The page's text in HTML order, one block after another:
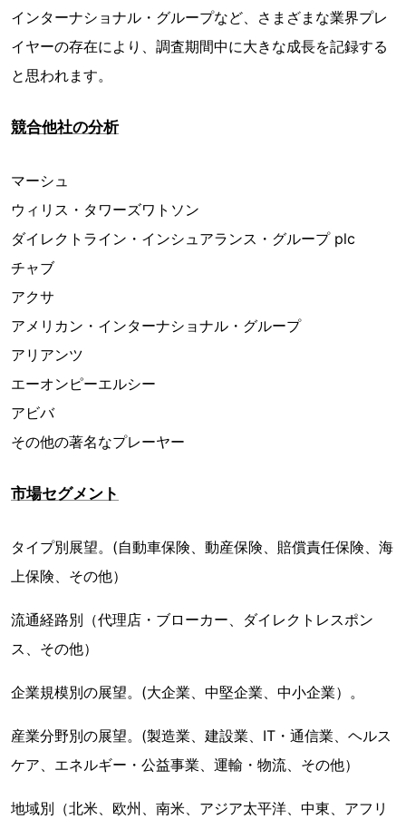
インターナショナル・グループなど、さまざまな業界プレ
イヤーの存在により、調査期間中に大きな成長を記録する
と思われます。
競合他社の分析
マーシュ
ウィリス・タワーズワトソン
ダイレクトライン・インシュアランス・グループ plc
チャブ
アクサ
アメリカン・インターナショナル・グループ
アリアンツ
エーオンピーエルシー
アビバ
その他の著名なプレーヤー
市場セグメント
タイプ別展望。(自動車保険、動産保険、賠償責任保険、海
上保険、その他）
流通経路別（代理店・ブローカー、ダイレクトレスポン
ス、その他）
企業規模別の展望。(大企業、中堅企業、中小企業）。
産業分野別の展望。(製造業、建設業、IT・通信業、ヘルス
ケア、エネルギー・公益事業、運輸・物流、その他）
地域別（北米、欧州、南米、アジア太平洋、中東、アフリ